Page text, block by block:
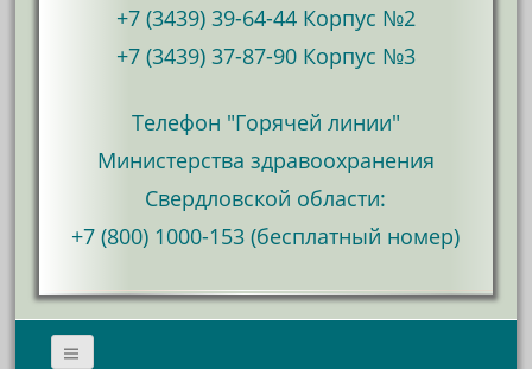
+7 (3439) 39-64-44 Корпус №2
+7 (3439) 37-87-90 Корпус №3
Телефон "Горячей линии"
Министерства здравоохранения
Свердловской области:
+7 (800) 1000-153 (бесплатный номер)